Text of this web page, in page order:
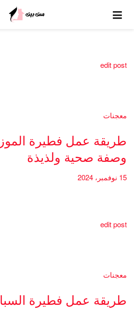
edit post
معجنات
طريقة عمل فطيرة
وصفة صحية ولذيذة
15 نوفمبر، 2024
edit post
معجنات
طريقة عمل فطيرة